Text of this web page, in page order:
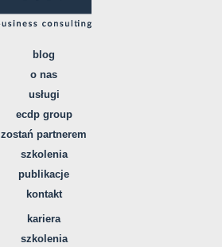
blog
o nas
usługi
ecdp group
zostań partnerem
szkolenia
publikacje
kontakt
kariera
szkolenia